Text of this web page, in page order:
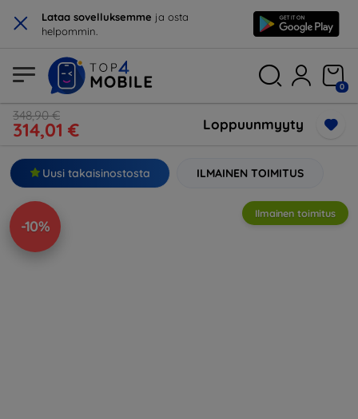
× Lataa sovelluksemme ja osta
helpommin.
0
348,90 €
314,01 € Loppuunmyyty
Uusi takaisinostosta ILMAINEN TOIMITUS
-10%
Ilmainen toimitus